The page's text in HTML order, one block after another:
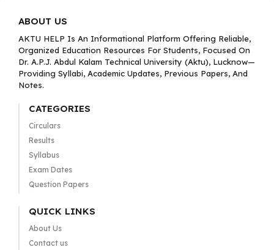
ABOUT US
AKTU HELP Is An Informational Platform Offering Reliable,
Organized Education Resources For Students, Focused On
Dr. A.P.J. Abdul Kalam Technical University (Aktu), Lucknow—
Providing Syllabi, Academic Updates, Previous Papers, And
Notes.
CATEGORIES
Circulars
Results
Syllabus
Exam Dates
Question Papers
QUICK LINKS
About Us
Contact us